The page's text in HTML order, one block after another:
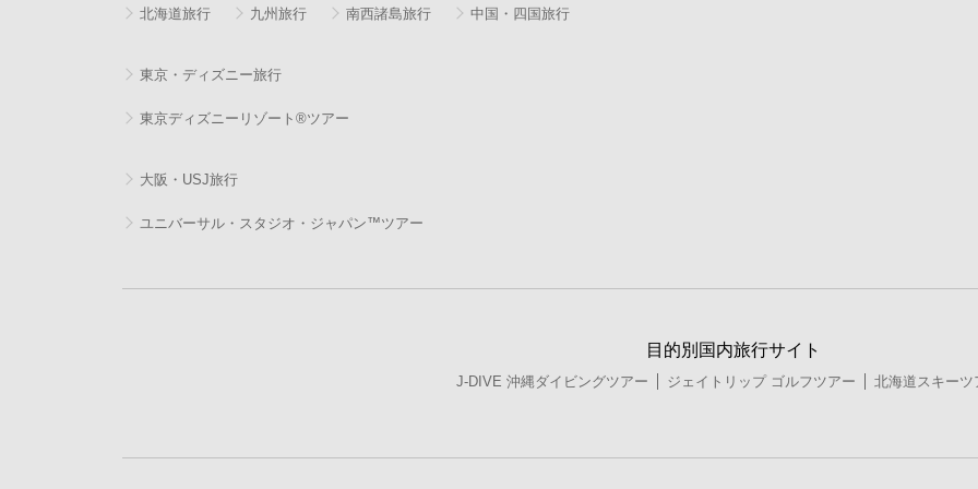
北海道旅行 九州旅行 南西諸島旅行 中国・四国旅行
東京・ディズニー旅行
東京ディズニーリゾート®ツアー
大阪・USJ旅行
ユニバーサル・スタジオ・ジャパン™ツアー
目的別国内旅行サイト
J-DIVE 沖縄ダイビングツアー ジェイトリップ ゴルフツアー 北海道スキーツ